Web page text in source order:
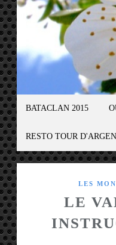
BATACLAN 2015
RESTO TOUR
LES
LE